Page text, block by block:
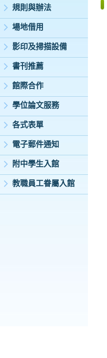
規則與辦法
場地借用
影印及掃描設備
書刊推薦
館際合作
學位論文服務
各式表單
電子郵件通知
附中學生入館
教職員工眷屬入館